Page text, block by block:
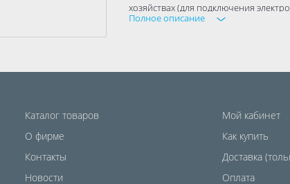
хозяйствах (для подключения
250/380 В.
Полное описание
Каталог товаров
О фирме
Контакты
Новости
Мой кабинет
Как купить
Доставка
Оплата